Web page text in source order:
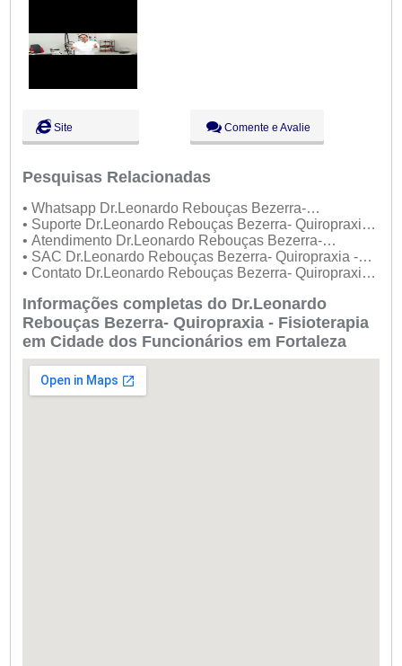
Site Comente e Avalie
Pesquisas Relacionadas
• Whatsapp Dr.Leonardo Rebouças Bezerra-
Quiropraxia - Fisioterapia
• Suporte Dr.Leonardo Rebouças Bezerra- Quiropraxia -
Fisioterapia
• Atendimento Dr.Leonardo Rebouças Bezerra-
Quiropraxia - Fisioterapia
• SAC Dr.Leonardo Rebouças Bezerra- Quiropraxia -
Fisioterapia
• Contato Dr.Leonardo Rebouças Bezerra- Quiropraxia -
Informações completas do Dr.Leonardo
Rebouças Bezerra- Quiropraxia - Fisioterapia
em Cidade dos Funcionários em Fortaleza